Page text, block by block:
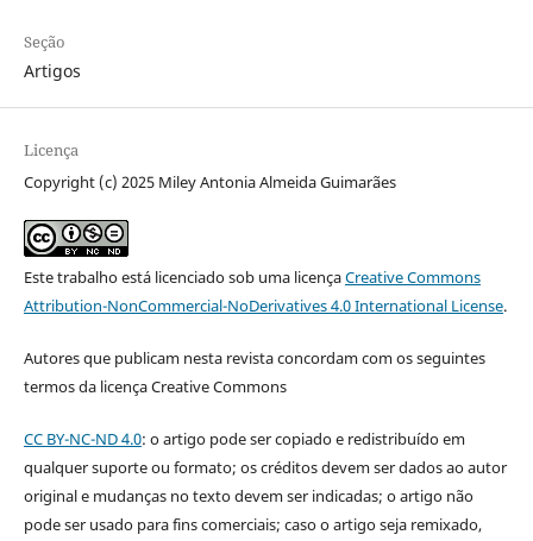
Seção
Artigos
Licença
Copyright (c) 2025 Miley Antonia Almeida Guimarães
Este trabalho está licenciado sob uma licençaCreative Commons
Attribution-NonCommercial-NoDerivatives 4.0 International License.
Autores que publicam nesta revista concordam com os seguintes
termos da licença Creative Commons
CC BY-NC-ND 4.0: o artigo pode ser copiado e redistribuído em
qualquer suporte ou formato; os créditos devem ser dados ao autor
original e mudanças no texto devem ser indicadas; o artigo não
pode ser usado para fins comerciais; caso o artigo seja remixado,